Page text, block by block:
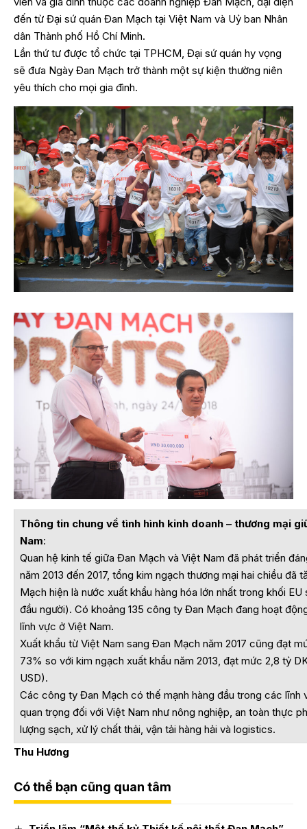
đến từ Đại sứ quán Đan Mạch tại Việt Nam và Uỷ ban Nhân
dân Thành phố Hồ Chí Minh.
Lần thứ tư được tổ chức tại TPHCM, Đại sứ quán hy vọng
sẽ đưa Ngày Đan Mạch trở thành một sự kiện thường niên
yêu thích cho mọi gia đình.
Thông tin chung về tình hình kinh doanh – thương mại
Nam:
Quan hệ kinh tế giữa Đan Mạch và Việt Nam đã phát triển
năm 2013 đến 2017, tổng kim ngạch thương mại hai chiều đã
Mạch hiện là nước xuất khẩu hàng hóa lớn nhất trong khối
đầu người). Có khoảng 135 công ty Đan Mạch đang hoạt
lĩnh vực ở Việt Nam.
Xuất khẩu từ Việt Nam sang Đan Mạch năm 2017 cũng đạt
73% so với kim ngạch xuất khẩu năm 2013, đạt mức 2,8 tỷ
USD).
Các công ty Đan Mạch có thế mạnh hàng đầu trong các lĩnh
quan trọng đối với Việt Nam như nông nghiệp, an toàn thực
lượng sạch, xử lý chất thải, vận tải hàng hải và logistics.
Thu Hương
Có thể bạn cũng quan tâm